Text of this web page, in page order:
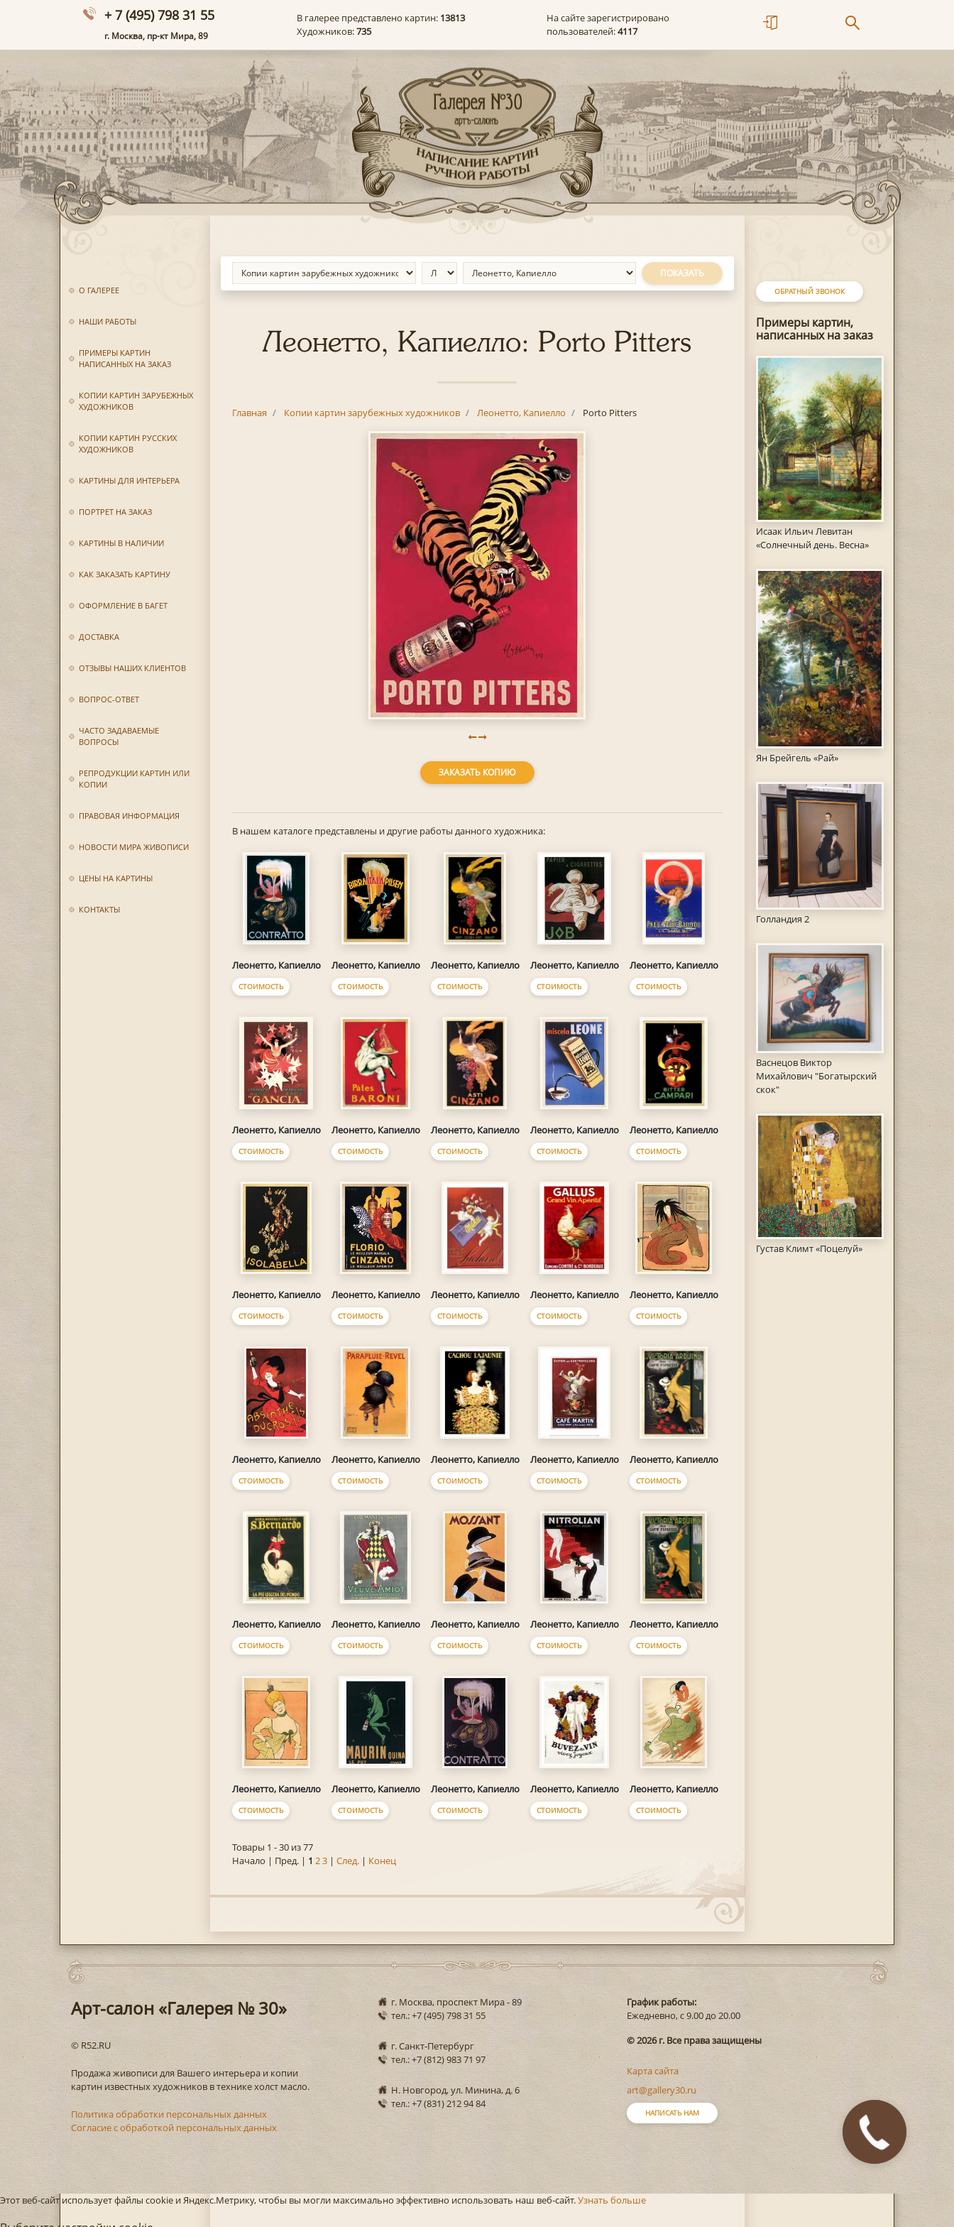
+ 7 (495) 798 31 55
г. Москва, пр-кт Мира, 89
В галерее представлено картин: 13813
Художников:735
На сайте зарегистрировано
пользователей:4117
О ГАЛЕРЕЕ
НАШИ РАБОТЫ
ПРИМЕРЫ КАРТИН
НАПИСАННЫХ НА ЗАКАЗ
КОПИИ КАРТИН ЗАРУБЕЖНЫХ
ХУДОЖНИКОВ
КОПИИ КАРТИН РУССКИХ
ХУДОЖНИКОВ
КАРТИНЫ ДЛЯ ИНТЕРЬЕРА
ПОРТРЕТ НА ЗАКАЗ
КАРТИНЫ В НАЛИЧИИ
КАК ЗАКАЗАТЬ КАРТИНУ
ОФОРМЛЕНИЕ В БАГЕТ
ДОСТАВКА
ОТЗЫВЫ НАШИХ КЛИЕНТОВ
ВОПРОС-ОТВЕТ
ЧАСТО ЗАДАВАЕМЫЕ
ВОПРОСЫ
РЕПРОДУКЦИИ КАРТИН ИЛИ
КОПИИ
ПРАВОВАЯ ИНФОРМАЦИЯ
НОВОСТИ МИРА ЖИВОПИСИ
ЦЕНЫ НА КАРТИНЫ
КОНТАКТЫ
ОБРАТНЫЙ ЗВОНОК
Примеры картин,
написанных на заказ
Исаак Ильич Левитан
«Солнечный день. Весна»
Ян Брейгель «Рай»
Голландия 2
Васнецов Виктор
Михайлович "Богатырский
скок"
Густав Климт «Поцелуй»
ПОКАЗАТЬ
Леонетто, Капиелло: Porto Pitters
Главная Копии картин зарубежных художников Леонетто, Капиелло Porto Pitters
ЗАКАЗАТЬ КОПИЮ
В нашем каталоге представлены и другие работы данного художника:
Леонетто, Капиелло
СТОИМОСТЬ
Леонетто, Капиелло
СТОИМОСТЬ
Леонетто, Капиелло
СТОИМОСТЬ
Леонетто, Капиелло
СТОИМОСТЬ
Леонетто, Капиелло
СТОИМОСТЬ
Леонетто, Капиелло
СТОИМОСТЬ
Леонетто, Капиелло
СТОИМОСТЬ
Леонетто, Капиелло
СТОИМОСТЬ
Леонетто, Капиелло
СТОИМОСТЬ
Леонетто, Капиелло
СТОИМОСТЬ
Леонетто, Капиелло
СТОИМОСТЬ
Леонетто, Капиелло
СТОИМОСТЬ
Леонетто, Капиелло
СТОИМОСТЬ
Леонетто, Капиелло
СТОИМОСТЬ
Леонетто, Капиелло
СТОИМОСТЬ
Леонетто, Капиелло
СТОИМОСТЬ
Леонетто, Капиелло
СТОИМОСТЬ
Леонетто, Капиелло
СТОИМОСТЬ
Леонетто, Капиелло
СТОИМОСТЬ
Леонетто, Капиелло
СТОИМОСТЬ
Леонетто, Капиелло
СТОИМОСТЬ
Леонетто, Капиелло
СТОИМОСТЬ
Леонетто, Капиелло
СТОИМОСТЬ
Леонетто, Капиелло
СТОИМОСТЬ
Леонетто, Капиелло
СТОИМОСТЬ
Леонетто, Капиелло
СТОИМОСТЬ
Леонетто, Капиелло
СТОИМОСТЬ
Леонетто, Капиелло
СТОИМОСТЬ
Леонетто, Капиелло
СТОИМОСТЬ
Леонетто, Капиелло
СТОИМОСТЬ
Товары 1 - 30 из 77
Начало | Пред. | 1 23| След.| Конец
Арт-салон «Галерея № 30»
© R52.RU
Продажа живописи для Вашего интерьера и копии
картин известных художников в технике холст масло.
Политика обработки персональных данных
Согласие с обработкой персональных данных
г. Москва, проспект Мира - 89
тел.: +7 (495) 798 31 55
г. Санкт-Петербург
тел.: +7 (812) 983 71 97
Н. Новгород, ул. Минина, д. 6
тел.: +7 (831) 212 94 84
График работы:
Ежедневно, с 9.00 до 20.00
© 2026 г. Все права защищены
Карта сайта
art@gallery30.ru
НАПИСАТЬ НАМ
Этот веб-сайт использует файлы cookie и Яндекс.Метрику, чтобы вы могли максимально эффективно использовать наш веб-сайт.Узнать больше
Закажите
звонок